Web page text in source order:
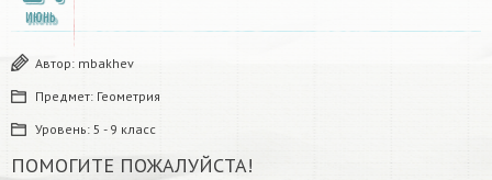
ИЮНЬ
Автор: mbakhev
Предмет: Геометрия
Уровень: 5 - 9 класс
ПОМОГИТЕ ПОЖАЛУЙСТА!